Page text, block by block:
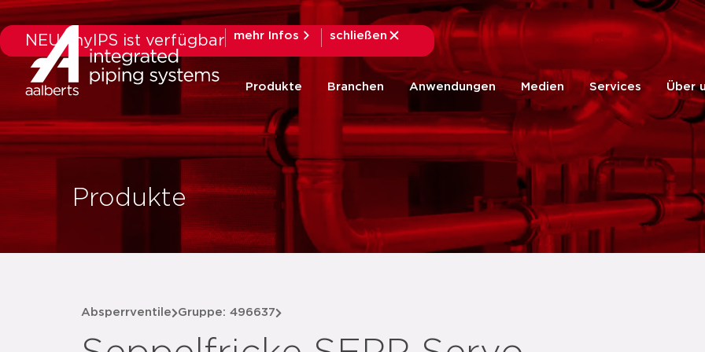
NEU: myIPS ist verfügbar mehr Infos
schließen
schließen
Produkte Branchen Anwendungen Medien Services Über
Produkte
Absperrventile Gruppe: 496637